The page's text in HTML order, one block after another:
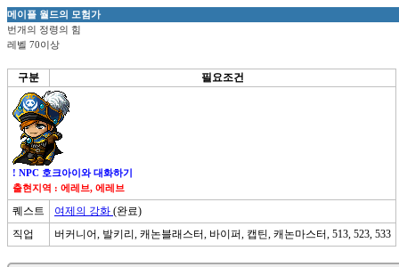
메이플 월드의 모험가
번개의 정령의 힘
레벨 70이상
구분 필요조건
! NPC 호크아이와 대화하기
출현지역 : 에레브, 에레브
퀘스트 여제의 강화 (완료)
직업
버커니어, 발키리, 캐논블래스터, 바이퍼, 캡틴, 캐논마스터, 513, 523, 533